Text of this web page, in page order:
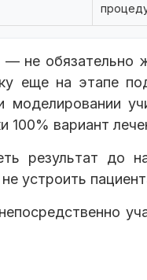
— не обязательно
еще на этапе
моделировании
100% вариант
результат до
устроить